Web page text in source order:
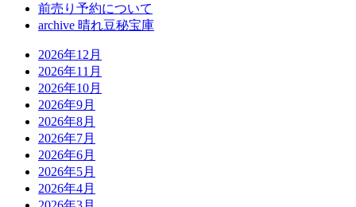
前売り予約について
archive 晴れ豆秘宝庫
2026年12月
2026年11月
2026年10月
2026年9月
2026年8月
2026年7月
2026年6月
2026年5月
2026年4月